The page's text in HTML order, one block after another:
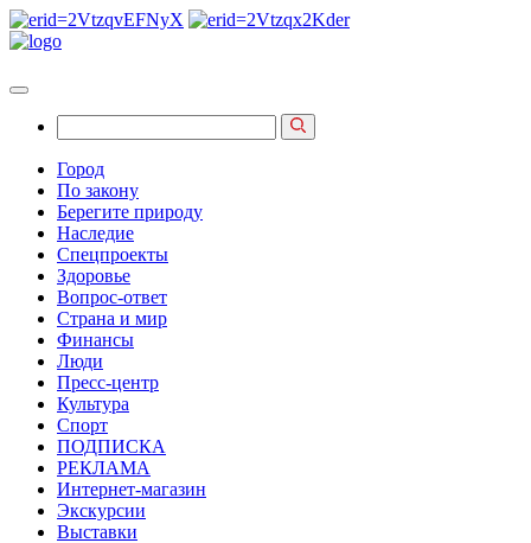
Город
По закону
Берегите природу
Наследие
Спецпроекты
Здоровье
Вопрос-ответ
Страна и мир
Финансы
Люди
Пресс-центр
Культура
Спорт
ПОДПИСКА
РЕКЛАМА
Интернет-магазин
Экскурсии
Выставки